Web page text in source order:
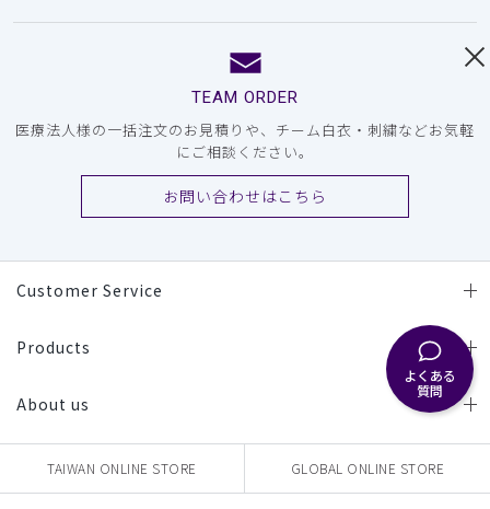
よくある
質問
TEAM ORDER
医療法人様の一括注文のお見積りや、チーム白衣・刺繍などお気軽
にご相談ください。
お問い合わせはこちら
Customer Service
Products
About us
TAIWAN ONLINE STORE GLOBAL ONLINE STORE